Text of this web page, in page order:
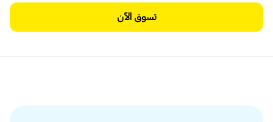
تسوق الآن